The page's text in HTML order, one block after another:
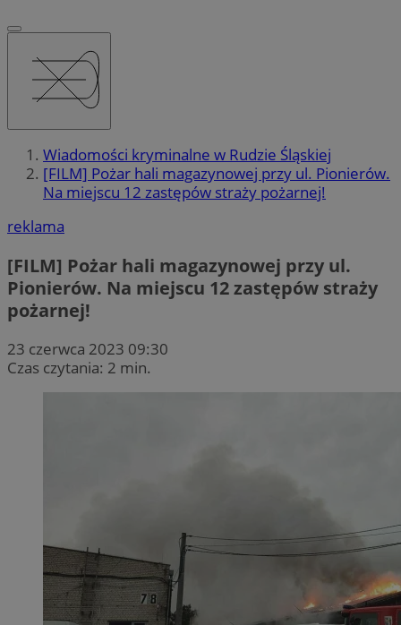
Wiadomości kryminalne w Rudzie Śląskiej
[FILM] Pożar hali magazynowej przy ul. Pionierów.
Na miejscu 12 zastępów straży pożarnej!
reklama
[FILM] Pożar hali magazynowej przy ul.
Pionierów. Na miejscu 12 zastępów straży
pożarnej!
23 czerwca 2023 09:30
Czas czytania: 2 min.